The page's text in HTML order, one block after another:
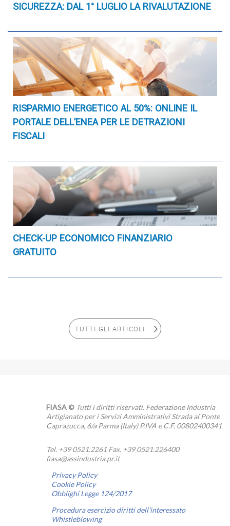
SICUREZZA: DAL 1° LUGLIO LA RIVALUTAZIONE
RISPARMIO ENERGETICO AL 50%: ONLINE IL
PORTALE DELL’ENEA PER LE DETRAZIONI
FISCALI
CHECK-UP ECONOMICO FINANZIARIO
GRATUITO
TUTTI GLI ARTICOLI
FIASA ©Tutti i diritti riservati. Federazione Industria
Artigianato per i Servizi Amministrativi Strada al Ponte
Caprazucca, 6/a Parma (Italy) P.IVA e C.F. 00802400341
Tel. +39 0521.2261 Fax. +39 0521.226400
fiasa@assindustria.pr.it
Privacy Policy
Cookie Policy
Obblighi Legge 124/2017
Procedura esercizio diritti dell'interessato
Whistleblowing